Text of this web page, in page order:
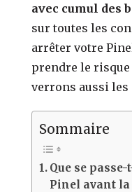
avec cumul des
sur toutes les
arrêter votre
prendre le risque
verrons aussi
Sommaire
Que se
Pinel avant la